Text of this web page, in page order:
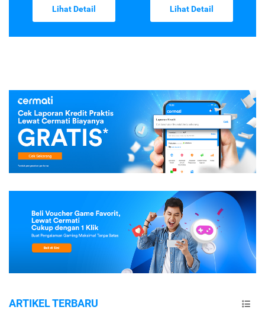
Lihat Detail Lihat Detail
ARTIKEL TERBARU